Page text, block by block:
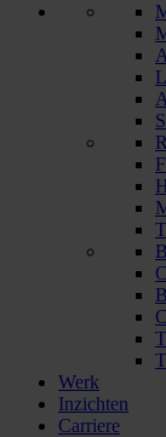
Werk
Inzichten
Carriere